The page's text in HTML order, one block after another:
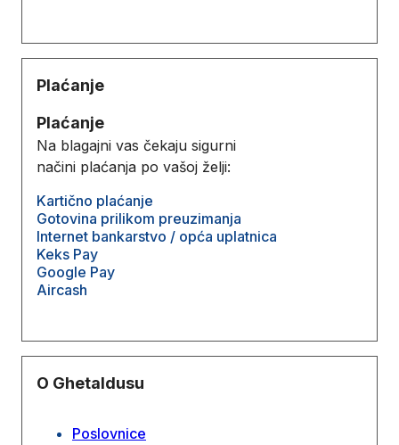
Plaćanje
Plaćanje
Na blagajni vas čekaju sigurni
načini plaćanja po vašoj želji:
Kartično plaćanje
Gotovina prilikom preuzimanja
Internet bankarstvo / opća uplatnica
Keks Pay
Google Pay
Aircash
O Ghetaldusu
Poslovnice